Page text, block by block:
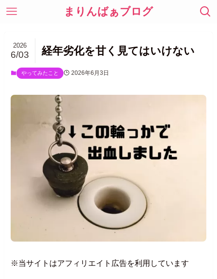
まりんばぁブログ
経年劣化を甘く見てはいけない
2026
6/03
やってみたこと 2026年6月3日
※当サイトはアフィリエイト広告を利用しています